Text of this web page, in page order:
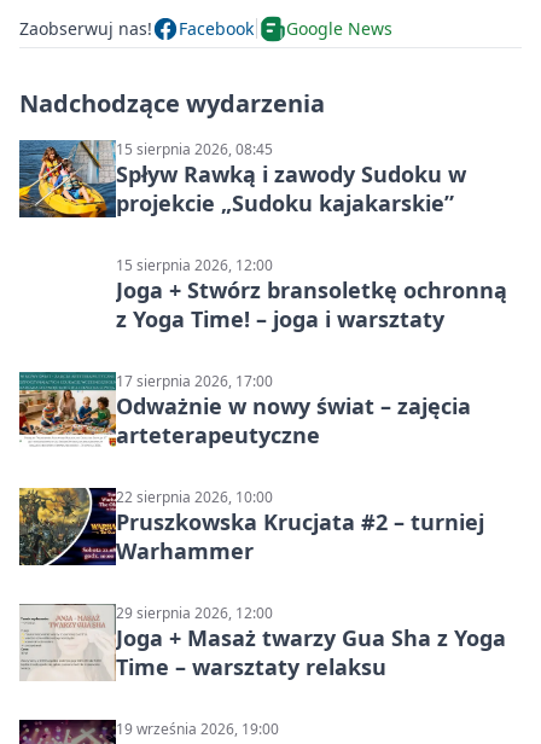
Zaobserwuj nas! Facebook Google News
Nadchodzące wydarzenia
15 sierpnia 2026, 08:45
Spływ Rawką i zawody Sudoku w
projekcie „Sudoku kajakarskie”
15 sierpnia 2026, 12:00
Joga + Stwórz bransoletkę ochronną
z Yoga Time! – joga i warsztaty
17 sierpnia 2026, 17:00
Odważnie w nowy świat – zajęcia
arteterapeutyczne
22 sierpnia 2026, 10:00
Pruszkowska Krucjata #2 – turniej
Warhammer
29 sierpnia 2026, 12:00
Joga + Masaż twarzy Gua Sha z Yoga
Time – warsztaty relaksu
19 września 2026, 19:00